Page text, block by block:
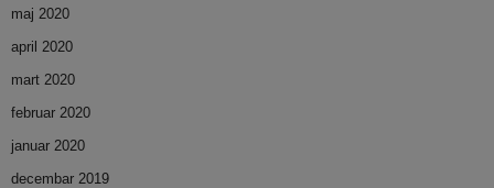
maj 2020
april 2020
mart 2020
februar 2020
januar 2020
decembar 2019